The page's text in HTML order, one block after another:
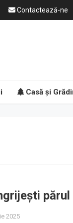
Contactează-ne
Casă și
2025